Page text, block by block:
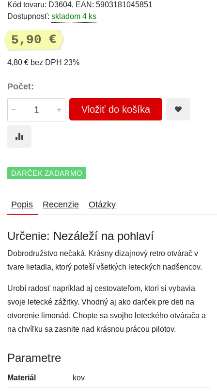
Kód tovaru: D3604, EAN: 5903181045851
Dostupnosť: skladom 4 ks
5,90 €
4,80 € bez DPH 23%
Počet:
Vložiť do košíka
DARČEK ZADARMO
Popis Recenzie Otázky
Určenie: Nezáleží na pohlaví
Dobrodružstvo nečaká. Krásny dizajnový retro otvárač v
tvare lietadla, ktorý poteší všetkých leteckých nadšencov.
Urobí radosť napríklad aj cestovateľom, ktorí si vybavia
svoje letecké zážitky. Vhodný aj ako darček pre deti na
otvorenie limonád. Chopte sa svojho leteckého otvárača a
na chvíľku sa zasnite nad krásnou prácou pilotov.
Parametre
Materiál kov